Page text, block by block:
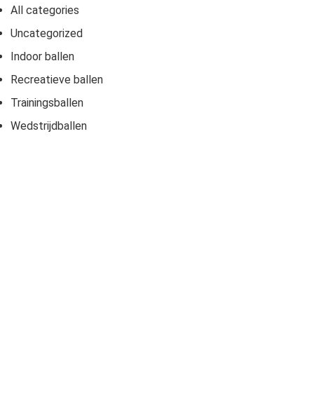
All categories
Uncategorized
Indoor ballen
Recreatieve ballen
Trainingsballen
Wedstrijdballen